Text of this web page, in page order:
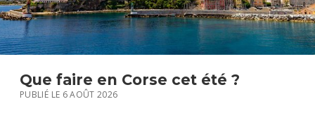
Que faire en Corse cet été ?
PUBLIÉ LE 6 AOÛT 2026